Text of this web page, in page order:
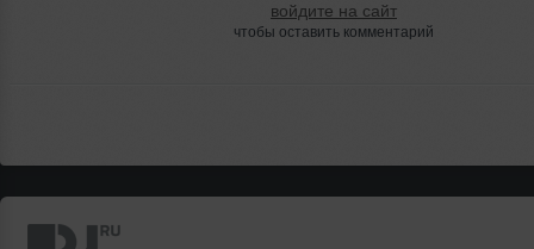
войдите на сайт
чтобы оставить комментарий